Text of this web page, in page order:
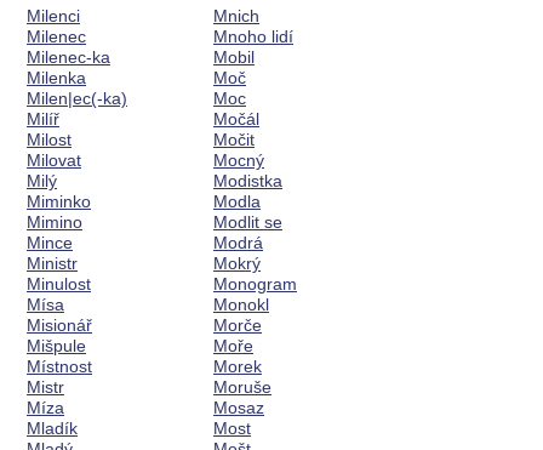
Milenci
Milenec
Milenec-ka
Milenka
Milen|ec(-ka)
Milíř
Milost
Milovat
Milý
Miminko
Mimino
Mince
Ministr
Minulost
Mísa
Misionář
Mišpule
Místnost
Mistr
Míza
Mladík
Mnich
Mnoho lidí
Mobil
Moč
Moc
Močál
Močit
Mocný
Modistka
Modla
Modlit se
Modrá
Mokrý
Monogram
Monokl
Morče
Moře
Morek
Moruše
Mosaz
Most